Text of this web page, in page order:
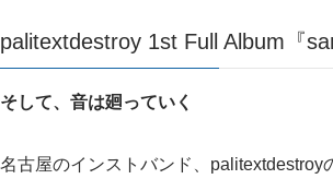
palitextdestroy 1st Full Album『
そして、音は廻っていく
名古屋のインストバンド、palitextdestroy